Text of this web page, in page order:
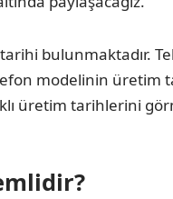
bulunmaktadır.
modelinin üretim
üretim tarihlerini